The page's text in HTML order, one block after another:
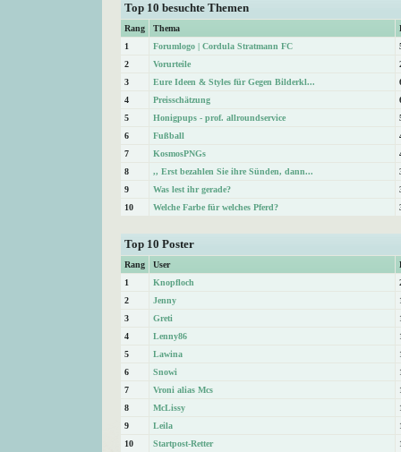
Top 10 besuchte Themen
Rang Thema
1
Forumlogo | Cordula Stratmann FC
2
Vorurteile
3
Eure Ideen & Styles für Gegen Bilderkl...
4
Preisschätzung
5
Honigpups - prof. allroundservice
6
Fußball
7
KosmosPNGs
8
,, Erst bezahlen Sie ihre Sünden, dann...
9
Was lest ihr gerade?
10
Welche Farbe für welches Pferd?
Top 10 Poster
Rang User
1
Knopfloch
2
Jenny
3
Greti
4
Lenny86
5
Lawina
6
Snowi
7
Vroni alias Mcs
8
McLissy
9
Leila
10
Startpost-Retter